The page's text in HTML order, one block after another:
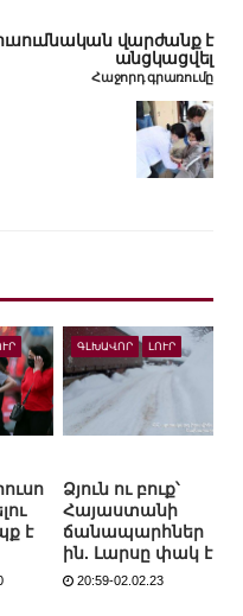
վարժանք է
անցկացվել
Հաջորդ գրառումը
է
ԳԼԽԱՎՈՐ ԼՈՒՐ
Ձյուն ու բուք՝
Հայաստանի
ճանապարհներ
ին. Լարսը փակ է
20:59-02.02.23